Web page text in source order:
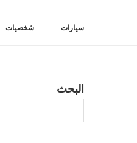
سيارات شخصيات
البحث